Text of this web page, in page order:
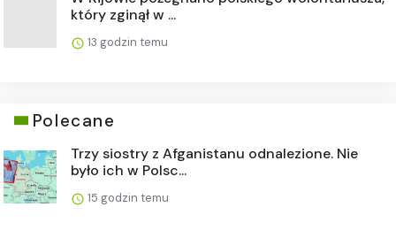
który zginął w ...
13 godzin temu
Polecane
Trzy siostry z Afganistanu odnalezione. Nie
było ich w Polsc...
15 godzin temu